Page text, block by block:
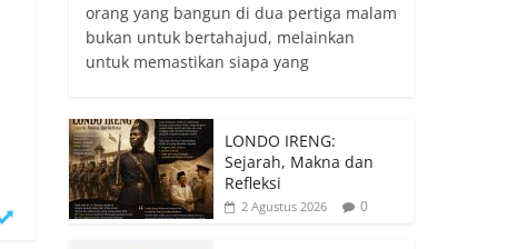
orang yang bangun di dua pertiga malam
bukan untuk bertahajud, melainkan
untuk memastikan siapa yang
LONDO IRENG:
Sejarah, Makna dan
Refleksi
2 Agustus 2026 0